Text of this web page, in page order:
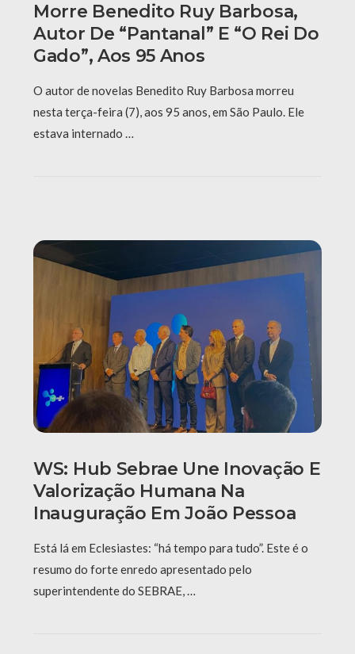
Morre Benedito Ruy Barbosa,
Autor De “Pantanal” E “O Rei Do
Gado”, Aos 95 Anos
O autor de novelas Benedito Ruy Barbosa morreu
nesta terça-feira (7), aos 95 anos, em São Paulo. Ele
estava internado …
WS: Hub Sebrae Une Inovação E
Valorização Humana Na
Inauguração Em João Pessoa
Está lá em Eclesiastes: “há tempo para tudo”. Este é o
resumo do forte enredo apresentado pelo
superintendente do SEBRAE, …